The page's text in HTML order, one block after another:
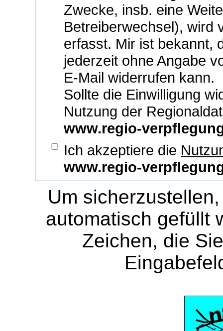
Zwecke, insb. eine
Betreiberwechsel), wird
erfasst. Mir ist bekannt,
jederzeit ohne Angabe
E-Mail widerrufen kann.
Sollte die Einwilligung
Nutzung der
www.regio-
Ich akzeptiere die
www.regio-
Um
automatisch gefüllt
Zeichen, die